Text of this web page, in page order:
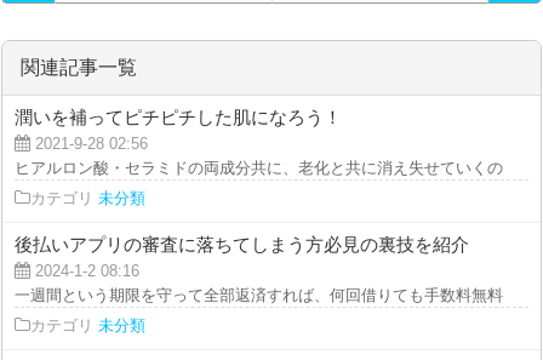
関連記事一覧
潤いを補ってピチピチした肌になろう！
2021-9-28 02:56
ヒアルロン酸・セラミドの両成分共に、老化と共に消え失せていくのが常
カテゴリ 未分類
後払いアプリの審査に落ちてしまう方必見の裏技を紹介
2024-1-2 08:16
一週間という期限を守って全部返済すれば、何回借りても手数料無料でＯ
カテゴリ 未分類